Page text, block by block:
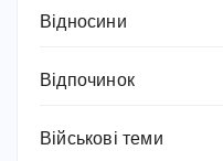
Відносини
Відпочинок
Військові теми